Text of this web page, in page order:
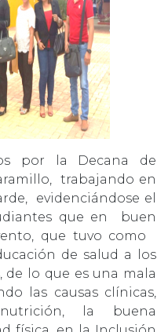
por la Decana de
trabajando en
evidenciándose el
que en buen
que tuvo como
de salud a los
de lo que es una mala
las causas clínicas,
la buena